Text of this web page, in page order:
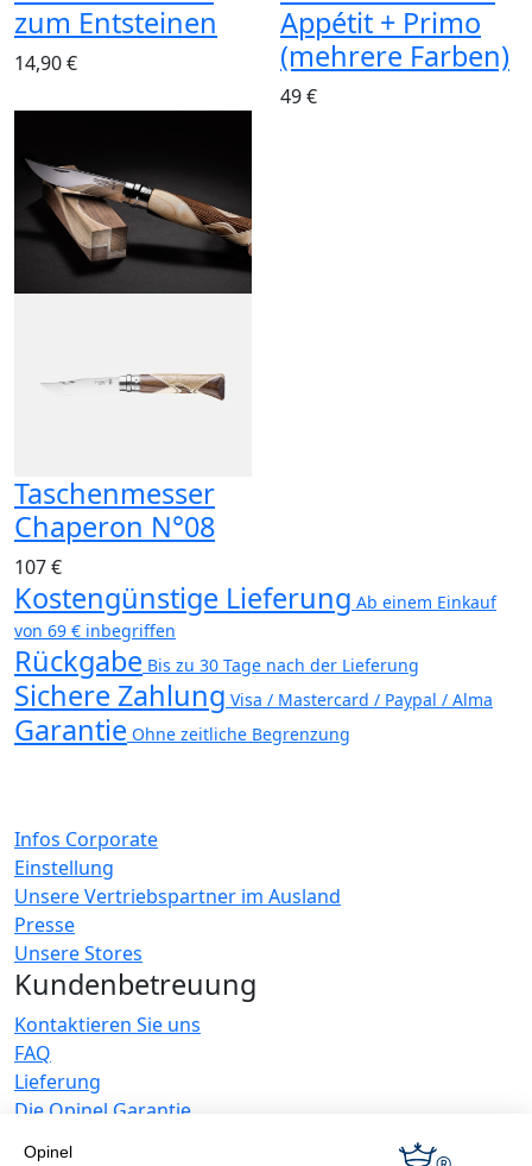
Opinel
zum Entsteinen
14,90 €
Appétit + Primo
(mehrere Farben)
49 €
Taschenmesser
Chaperon N°08
107 €
Kostengünstige Lieferung Ab einem Einkauf
von 69 € inbegriffen
Rückgabe Bis zu 30 Tage nach der Lieferung
Sichere Zahlung Visa / Mastercard / Paypal / Alma
Garantie Ohne zeitliche Begrenzung
Infos Corporate
Einstellung
Unsere Vertriebspartner im Ausland
Presse
Unsere Stores
Kundenbetreuung
Kontaktieren Sie uns
FAQ
Lieferung
Die Opinel Garantie